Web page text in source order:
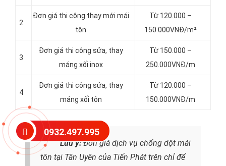
2
Đơn giá thi công thay mới mái
tôn
Từ 120.000 –
150.000VNĐ/m²
3
Đơn giá thi công sửa, thay
máng xối inox
Từ 150.000 –
250.000VNĐ/m
4
Đơn giá thi công sửa, thay
máng xối tôn
Từ 120.000 –
150.000VNĐ/m
Lưu ý:Đơngiá dịch vụ chống dột mái
tôn tại Tân Uyên của Tiến Phát trên chỉ để
0932.497.995